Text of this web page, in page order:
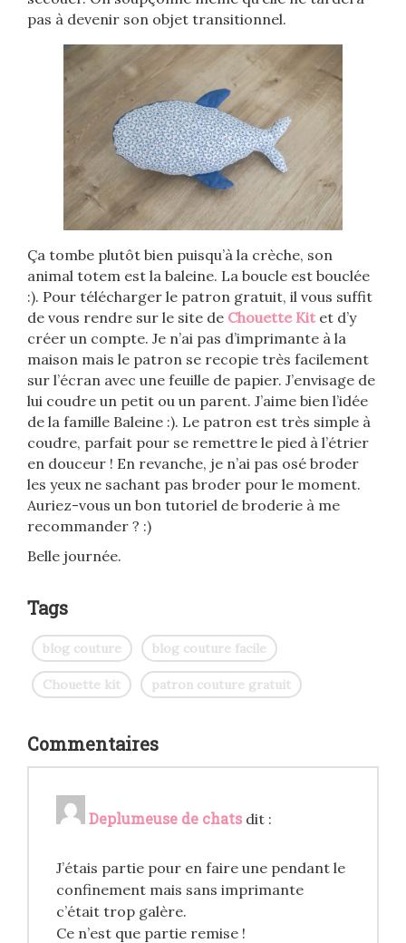
pas à devenir son objet transitionnel.
Ça tombe plutôt bien puisqu’à la crèche, son
animal totem est la baleine. La boucle est bouclée
:). Pour télécharger le patron gratuit, il vous suffit
de vous rendre sur le site de Chouette Kitet d’y
créer un compte. Je n’ai pas d’imprimante à la
maison mais le patron se recopie très facilement
sur l’écran avec une feuille de papier. J’envisage de
lui coudre un petit ou un parent. J’aime bien l’idée
de la famille Baleine :). Le patron est très simple à
coudre, parfait pour se remettre le pied à l’étrier
en douceur ! En revanche, je n’ai pas osé broder
les yeux ne sachant pas broder pour le moment.
Auriez-vous un bon tutoriel de broderie à me
recommander ? :)
Belle journée.
Tags
blog couture blog couture facile
Chouette kit patron couture gratuit
Commentaires
Deplumeuse de chats dit :
J’étais partie pour en faire une pendant le
confinement mais sans imprimante
c’était trop galère.
Ce n’est que partie remise !